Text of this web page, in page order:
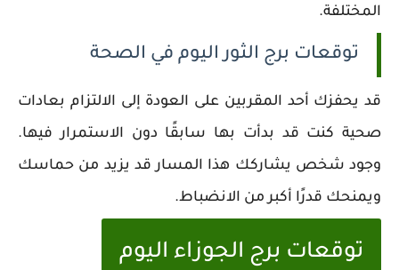
المختلفة.
توقعات برج الثور اليوم في الصحة
قد يحفزك أحد المقربين على العودة إلى الالتزام بعادات
صحية كنت قد بدأت بها سابقًا دون الاستمرار فيها.
وجود شخص يشاركك هذا المسار قد يزيد من حماسك
ويمنحك قدرًا أكبر من الانضباط.
توقعات برج الجوزاء اليوم